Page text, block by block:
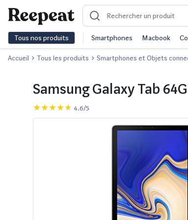
Tous nos produits Smartphones Macbook
Accueil Tous les produits Smartphones et Objets
Samsung Galaxy Tab
4.6/5